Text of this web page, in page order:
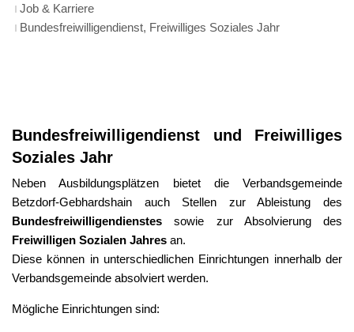
Job & Karriere
Bundesfreiwilligendienst, Freiwilliges Soziales Jahr
Freiwilliges
Soziales
Jahr
Bundesfreiwilligendienst und Freiwilliges
Soziales Jahr
Neben Ausbildungsplätzen bietet die Verbandsgemeinde
Betzdorf-Gebhardshain auch Stellen zur Ableistung des
Bundesfreiwilligendienstes sowie zur Absolvierung des
Freiwilligen Sozialen Jahres an.
Diese können in unterschiedlichen Einrichtungen innerhalb der
Verbandsgemeinde absolviert werden.
Mögliche Einrichtungen sind: